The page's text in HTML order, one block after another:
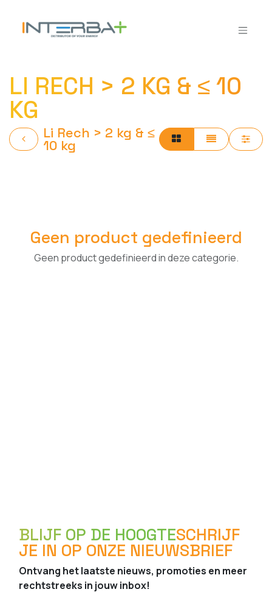
LI RECH > 2 KG & ≤ 10
KG
Li Rech > 2 kg & ≤
10 kg
Geen product gedefinieerd
Geen product gedefinieerd in deze categorie.
BLIJF OP DE HOOGTESCHRIJF
JE IN OP ONZE NIEUWSBRIEF
Ontvang het laatste nieuws, promoties en meer
rechtstreeks in jouw inbox!